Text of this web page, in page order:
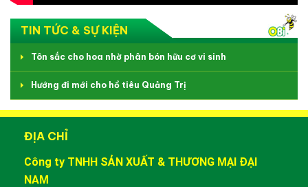
TIN TỨC & SỰ KIỆN
Tôn sắc cho hoa nhờ phân bón hữu cơ vi sinh
Hướng đi mới cho hồ tiêu Quảng Trị
ĐỊA CHỈ
Công ty TNHH SẢN XUẤT & THƯƠNG MẠI ĐẠI
NAM